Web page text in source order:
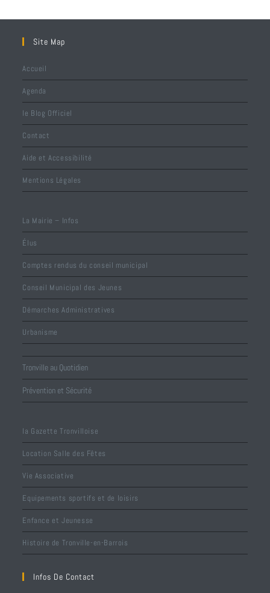
Site Map
Accueil
Agenda
le Blog Officiel
Contact
Aide et Accessibilité
Mentions Légales
La Mairie – Infos
Élus
Comptes rendus du conseil municipal
Conseil Municipal des Jeunes
Démarches Administratives
Urbanisme
Tronville au Quotidien
Prévention et Sécurité
la Gazette Tronvilloise
Location Salle des Fêtes
Vie Associative
Equipements sportifs et de loisirs
Enfance et Jeunesse
Histoire de Tronville-en-Barrois
Infos De Contact